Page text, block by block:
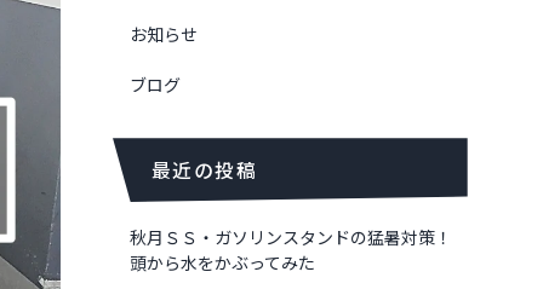
お知らせ
ブログ
最近の投稿
秋月ＳＳ・ガソリンスタンドの猛暑対策！
頭から水をかぶってみた